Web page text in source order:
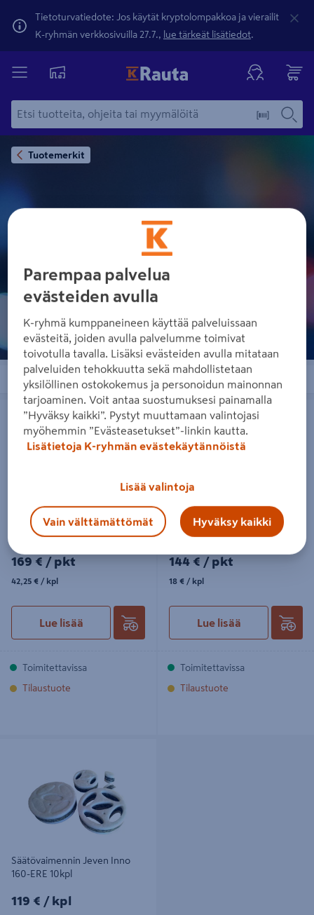
Tietoturvatiedote: Jos käytät kryptolompakkoa ja vierailit
K-ryhmän verkkosivuilla 27.7., lue tärkeät lisätiedot.
Tuotemerkit
JEVEN OY
Järjestä Suodattimet
Säätövaimennin Jeven Inno-250-
ere 4kpl
Säätövaimennin Jeven Inno-
250-ere 4kpl
169€/pkt
169 € / pkt
42,25€/kpl
42,25 € / kpl
Lue lisää
Toimitettavissa
Tilaustuote
Säätövaimennin Jeven Inno 200-
ERE 8kpl
Säätövaimennin Jeven Inno
200-ERE 8kpl
144€/pkt
144 € / pkt
18€/kpl
18 € / kpl
Lue lisää
Toimitettavissa
Tilaustuote
Säätövaimennin Jeven Inno
160-ERE 10kpl
119€/kpl
119 € / kpl
Parempaa palvelua
evästeiden avulla
K-ryhmä kumppaneineen käyttää palveluissaan
evästeitä, joiden avulla palvelumme toimivat
toivotulla tavalla. Lisäksi evästeiden avulla mitataan
palveluiden tehokkuutta sekä mahdollistetaan
yksilöllinen ostokokemus ja personoidun mainonnan
tarjoaminen. Voit antaa suostumuksesi painamalla
”Hyväksy kaikki”. Pystyt muuttamaan valintojasi
myöhemmin ”Evästeasetukset”-linkin kautta.
Lisätietoja K-ryhmän evästekäytännöistä
Lisää valintoja
Vain välttämättömät Hyväksy kaikki